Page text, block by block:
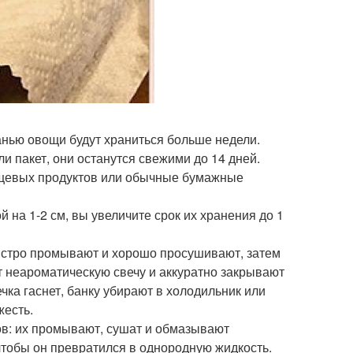
овощи будут храниться больше недели.
пакет, они останутся свежими до 14 дней.
продуктов или обычные бумажные
1-2 см, вы увеличите срок их хранения до 1
промывают и хорошо просушивают, затем
свечу и аккуратно закрывают
гаснет, банку убирают в холодильник или
их промывают, сушат и обмазывают
он превратился в однородную жидкость.